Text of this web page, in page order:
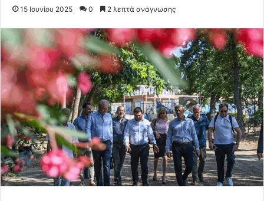
15 Ιουνίου 2025 0 2 λεπτά ανάγνωσης